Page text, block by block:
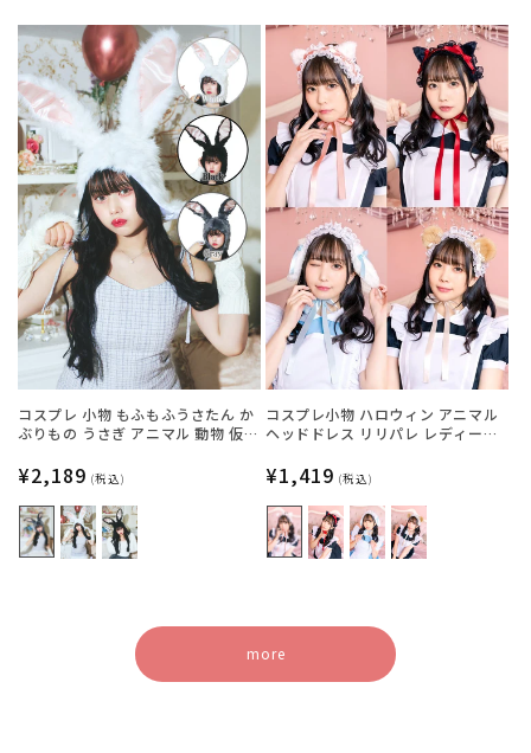
価
格
価
コスプレ 小物 もふもふうさたん か
ぶりもの うさぎ アニマル 動物 仮装
ック【クリアストーン】
通
常
価
格
¥2,189 (税込)
コスプレ小物 ハロウィン アニマル
ヘッドドレス リリパレ レディース
ぎ/くま【クリアストーン】
通
常
価
格
¥1,419 (税込)
more